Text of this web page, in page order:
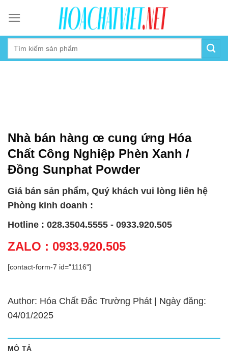
content
Nhà bán hàng œ cung ứng Hóa
Chất Công Nghiệp Phèn Xanh /
Đồng Sunphat Powder
Giá bán sản phẩm, Quý khách vui lòng liên hệ
Phòng kinh doanh :
Hotline : 028.3504.5555 - 0933.920.505
ZALO : 0933.920.505
[contact-form-7 id="1116"]
Author: Hóa Chất Đắc Trường Phát | Ngày đăng:
04/01/2025
MÔ TẢ